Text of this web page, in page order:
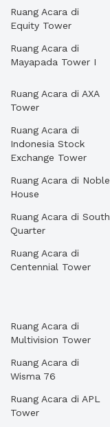
Ruang Acara di
Equity Tower
Ruang Acara di
Mayapada Tower I
Ruang Acara di AXA
Tower
Ruang Acara di
Indonesia Stock
Exchange Tower
Ruang Acara di Noble
House
Ruang Acara di South
Quarter
Ruang Acara di
Centennial Tower
Ruang Acara di
Multivision Tower
Ruang Acara di
Wisma 76
Ruang Acara di APL
Tower